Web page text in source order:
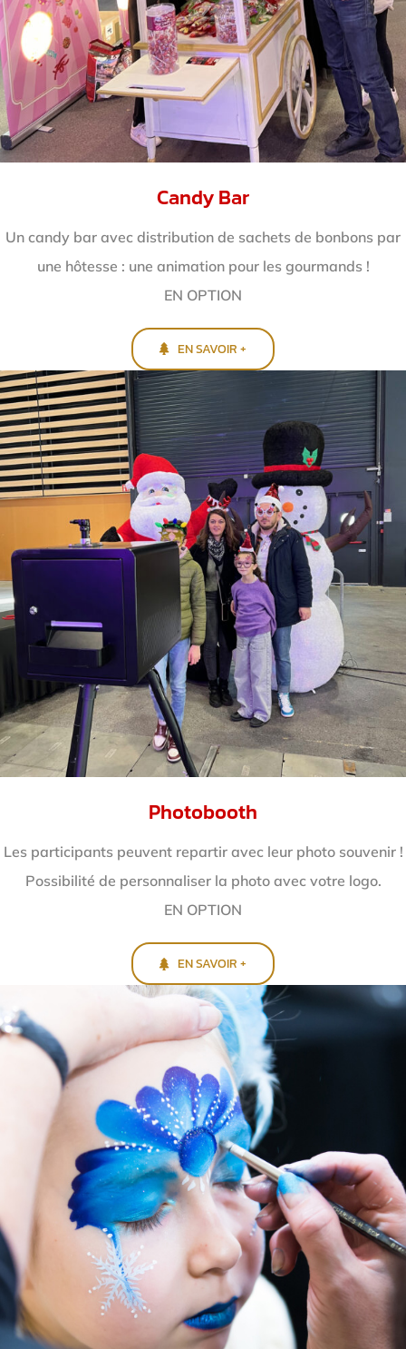
Candy Bar
Un candy bar avec distribution de sachets de bonbons par
une hôtesse : une animation pour les gourmands !
EN OPTION
EN SAVOIR +
Photobooth
Les participants peuvent repartir avec leur photo souvenir !
Possibilité de personnaliser la photo avec votre logo.
EN OPTION
EN SAVOIR +